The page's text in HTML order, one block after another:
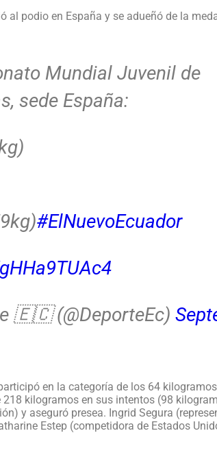
podio en España y se adueñó de la
Mundial Juvenil de
sede España:
#ElNuevoEcuador
🇪🇨 (@DeporteEc)
en la categoría de los 64
kilogramos en sus intentos (98
y aseguró presea. Ingrid Segura
Estep (competidora de Estados